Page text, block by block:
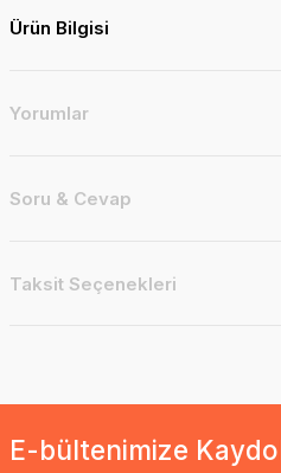
Ürün Bilgisi
Yorumlar
Soru & Cevap
Taksit Seçenekleri
E-bültenimize